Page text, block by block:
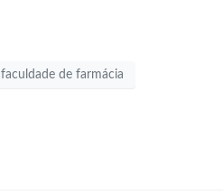
faculdade de farmácia